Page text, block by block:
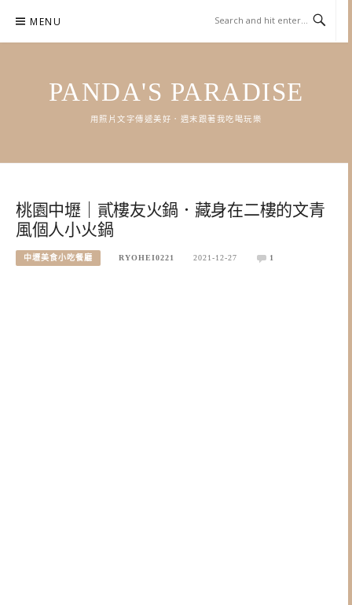
content
MENU
PANDA'S PARADISE
用照片文字傳遞美好．週末跟著我吃喝玩樂
桃園中壢｜貳樓友火鍋．藏身在二樓的文青
風個人小火鍋
中壢美食小吃餐廳 RYOHEI0221 2021-12-27 1